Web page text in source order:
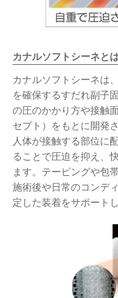
カナルソフトシーネと
カナルソフトシーネは
を確保するすだれ副子
の圧のかかり方や接触
セプト）をもとに開発
人体が接触する部位に
ることで圧迫を抑え、
ます。テーピングや包
施術後や日常のコンデ
定した装着をサポートし